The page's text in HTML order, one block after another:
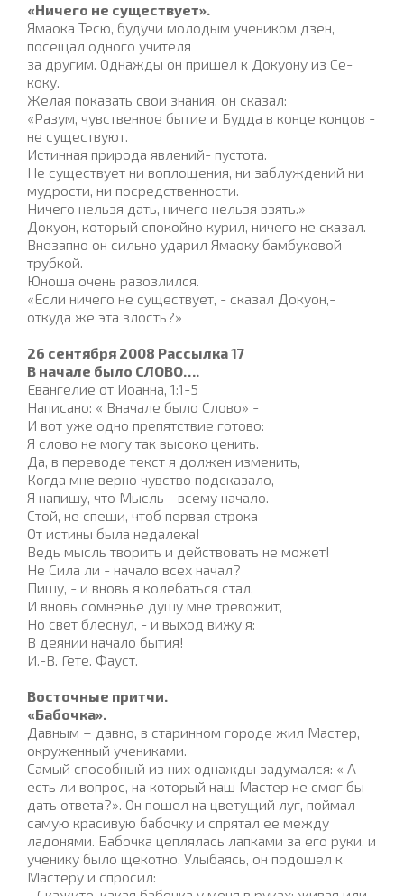
«Ничего не существует».
Ямаока Тесю, будучи молодым учеником дзен,
посещал одного учителя
за другим. Однажды он пришел к Докуону из Се-
коку.
Желая показать свои знания, он сказал:
«Разум, чувственное бытие и Будда в конце концов -
не существуют.
Истинная природа явлений- пустота.
Не существует ни воплощения, ни заблуждений ни
мудрости, ни посредственности.
Ничего нельзя дать, ничего нельзя взять.»
Докуон, который спокойно курил, ничего не сказал.
Внезапно он сильно ударил Ямаоку бамбуковой
трубкой.
Юноша очень разозлился.
«Если ничего не существует, - сказал Докуон,-
откуда же эта злость?»
26 сентября 2008 Рассылка 17
В начале было СЛОВО….
Евангелие от Иоанна, 1:1-5
Написано: « Вначале было Слово» -
И вот уже одно препятствие готово:
Я слово не могу так высоко ценить.
Да, в переводе текст я должен изменить,
Когда мне верно чувство подсказало,
Я напишу, что Мысль - всему начало.
Стой, не спеши, чтоб первая строка
От истины была недалека!
Ведь мысль творить и действовать не может!
Не Сила ли - начало всех начал?
Пишу, - и вновь я колебаться стал,
И вновь сомненье душу мне тревожит,
Но свет блеснул, - и выход вижу я:
В деянии начало бытия!
И.-В. Гете. Фауст.
Восточные притчи.
«Бабочка».
Давным – давно, в старинном городе жил Мастер,
окруженный учениками.
Самый способный из них однажды задумался: « А
есть ли вопрос, на который наш Мастер не смог бы
дать ответа?». Он пошел на цветущий луг, поймал
самую красивую бабочку и спрятал ее между
ладонями. Бабочка цеплялась лапками за его руки, и
ученику было щекотно. Улыбаясь, он подошел к
Мастеру и спросил: